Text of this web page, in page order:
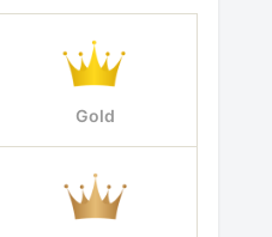
Gold